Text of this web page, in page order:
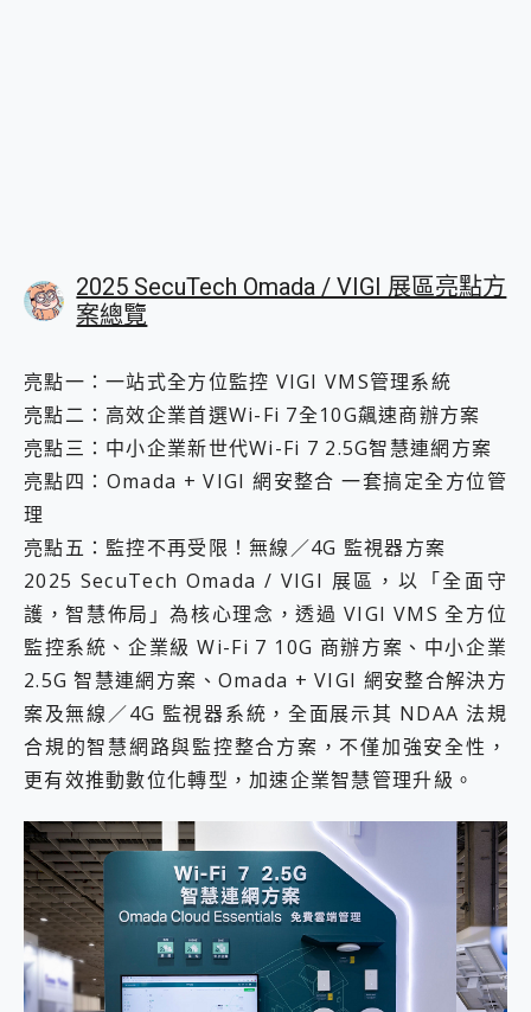
2025 SecuTech Omada / VIGI 展區亮點方
案總覽
亮點一：一站式全方位監控 VIGI VMS管理系統
亮點二：高效企業首選Wi-Fi 7全10G飆速商辦方案
亮點三：中小企業新世代Wi-Fi 7 2.5G智慧連網方案
亮點四：Omada + VIGI 網安整合 一套搞定全方位管
理
亮點五：監控不再受限！無線／4G 監視器方案
2025 SecuTech Omada / VIGI 展區，以「全面守
護，智慧佈局」為核心理念，透過 VIGI VMS 全方位
監控系統、企業級 Wi-Fi 7 10G 商辦方案、中小企業
2.5G 智慧連網方案、Omada + VIGI 網安整合解決方
案及無線／4G 監視器系統，全面展示其 NDAA 法規
合規的智慧網路與監控整合方案，不僅加強安全性，
更有效推動數位化轉型，加速企業智慧管理升級。